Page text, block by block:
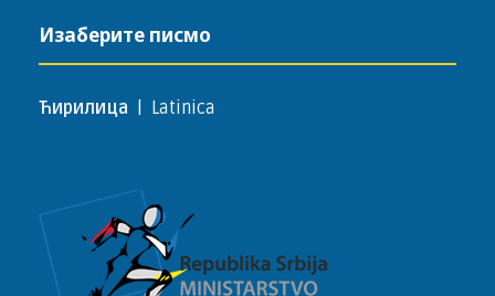
Изаберите писмо
Ћирилица Latinica